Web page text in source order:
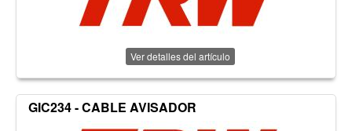
Ver detalles del artículo
GIC234 - CABLE AVISADOR